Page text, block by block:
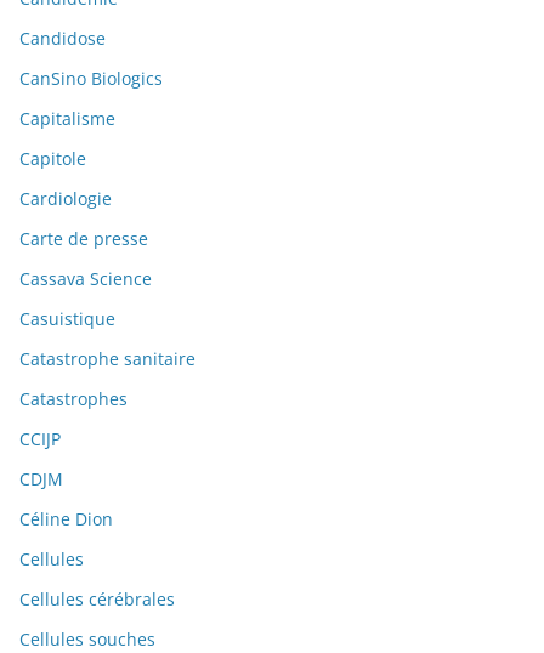
Candidose
CanSino Biologics
Capitalisme
Capitole
Cardiologie
Carte de presse
Cassava Science
Casuistique
Catastrophe sanitaire
Catastrophes
CCIJP
CDJM
Céline Dion
Cellules
Cellules cérébrales
Cellules souches